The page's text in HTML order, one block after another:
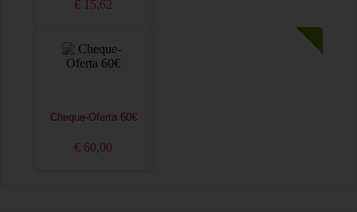
€ 15,62
Cheque-Oferta 60€
€ 60,00